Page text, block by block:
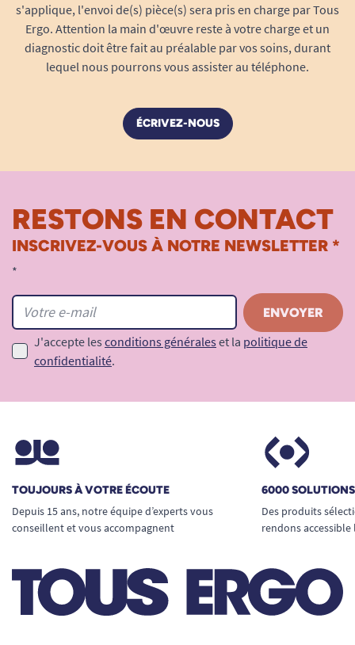
s'applique, l'envoi de(s) pièce(s) sera pris en charge par Tous
Ergo. Attention la main d'œuvre reste à votre charge et un
diagnostic doit être fait au préalable par vos soins, durant
lequel nous pourrons vous assister au téléphone.
ÉCRIVEZ-NOUS
RESTONS EN CONTACT
INSCRIVEZ-VOUS À NOTRE NEWSLETTER *
*
J'accepte les conditions générales et la politique de
confidentialité.
TOUJOURS À VOTRE ÉCOUTE
Depuis 15 ans, notre équipe d’experts vous
conseillent et vous accompagnent
6000
Des produits
rendons